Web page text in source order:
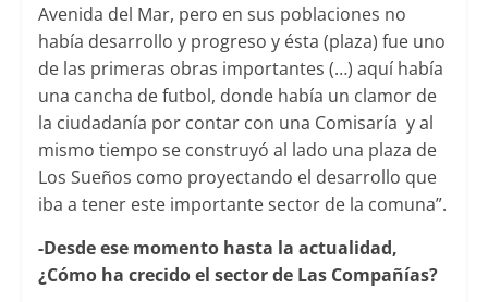
Avenida del Mar, pero en sus poblaciones no
había desarrollo y progreso y ésta (plaza) fue uno
de las primeras obras importantes (…) aquí había
una cancha de futbol, donde había un clamor de
la ciudadanía por contar con una Comisaría y al
mismo tiempo se construyó al lado una plaza de
Los Sueños como proyectando el desarrollo que
iba a tener este importante sector de la comuna”.
-Desde ese momento hasta la actualidad,
¿Cómo ha crecido el sector de Las Compañías?